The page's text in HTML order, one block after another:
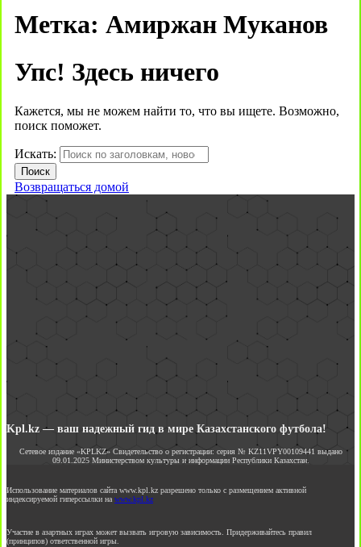
Метка: Амиржан Муканов
Упс! Здесь ничего
Кажется, мы не можем найти то, что вы ищете. Возможно,
поиск поможет.
Искать:
Возвращаться домой
Kpl.kz — ваш надежный гид в мире Казахстанского футбола!
Сетевое издание «KPLKZ» Свидетельство о регистрации: серия № KZ11VPY00109441 выдано
09.01.2025 Министерством культуры и информации Республики Казахстан.
Использование материалов сайта www.kpl.kz разрешено только с размещением активной
индексируемой гиперссылки на www.kpl.kz
Участие в азартных играх может вызвать игровую зависимость. Придерживайтесь правил
(принципов) ответственной игры.